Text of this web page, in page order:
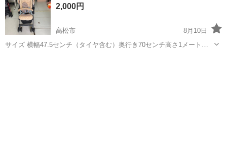
2,000円
高松市
8月10日
サイズ 横幅47.5センチ（タイヤ含む）奥行き70センチ高さ1メートル